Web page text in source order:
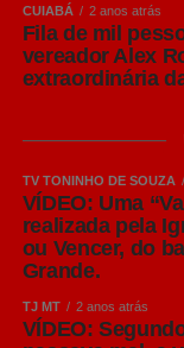
Esse processo
intensos e perfis
American Lager: o
de Pilsen
No Brasil, é
Lager sejam
da associação, os
iguais. A
CUIABÁ 2 anos atrás
Fila de mil
vereador Alex
extraordinária
TV TONINHO DE SOUZA
VÍDEO: Uma
realizada pela
ou Vencer, do
Grande.
TJ MT 2 anos atrás
VÍDEO: